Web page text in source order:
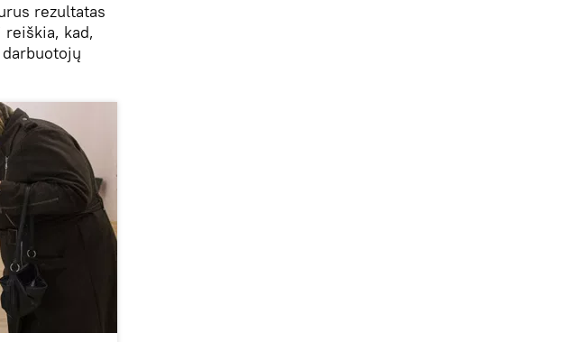
rezultatas
kad,